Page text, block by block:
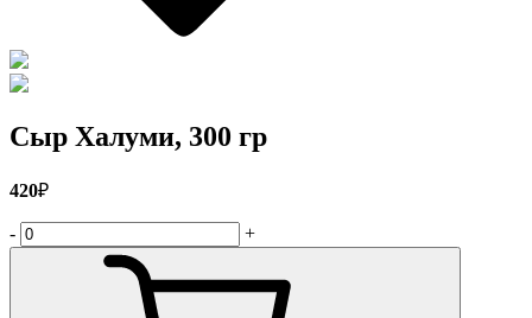
Сыр Халуми, 300 гр
420₽
- +